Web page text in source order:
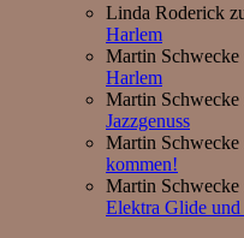
Linda Roderick
Harlem
Martin Schwecke
Harlem
Martin Schwecke
Jazzgenuss
Martin Schwecke
kommen!
Martin Schwecke
Elektra Glide